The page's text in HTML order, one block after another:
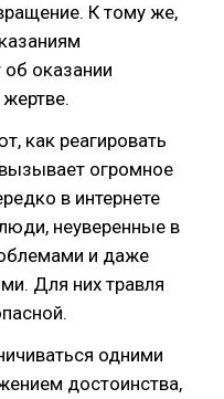
К тому же,
оказании
как реагировать
огромное
в интернете
неуверенные в
и даже
Для них травля
одними
достоинства,